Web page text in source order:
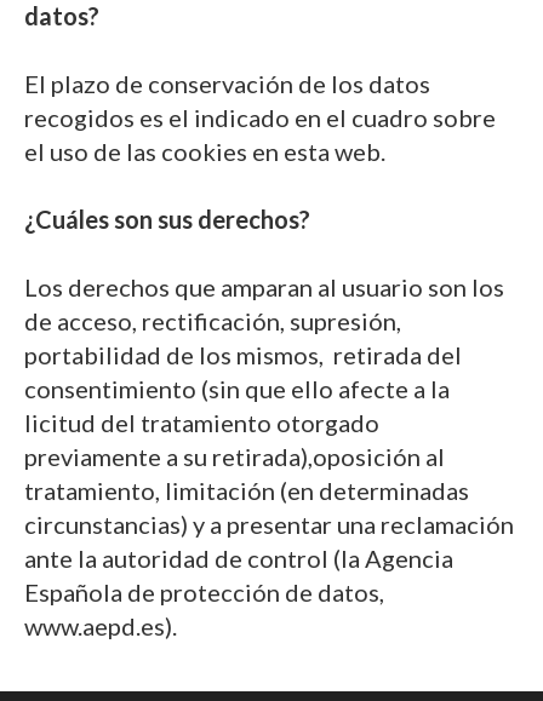
datos?
El plazo de conservación de los datos
recogidos es el indicado en el cuadro sobre
el uso de las cookies en esta web.
¿Cuáles son sus derechos?
Los derechos que amparan al usuario son los
de acceso, rectificación, supresión,
portabilidad de los mismos, retirada del
consentimiento (sin que ello afecte a la
licitud del tratamiento otorgado
previamente a su retirada),oposición al
tratamiento, limitación (en determinadas
circunstancias) y a presentar una reclamación
ante la autoridad de control (la Agencia
Española de protección de datos,
www.aepd.es).